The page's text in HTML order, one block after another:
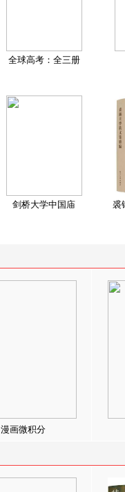
全球高考：全三册
剑桥大学中国庙 裘
漫画微积分